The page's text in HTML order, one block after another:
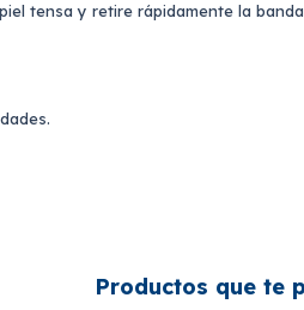
tensa y retire rápidamente la
Productos que te